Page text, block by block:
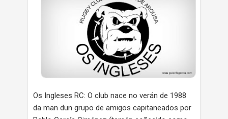
Os Ingleses RC: O club nace no verán de 1988
da man dun grupo de amigos capitaneados por